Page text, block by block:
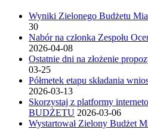
Wyniki Zielonego Budżetu
30
Nabór na członka Zespołu
2026-04-08
Ostatnie dni na złożenie
03-25
Półmetek etapu składania
2026-03-13
Skorzystaj z platformy
BUDŻETU 2026-03-06
Wystartował Zielony Budżet